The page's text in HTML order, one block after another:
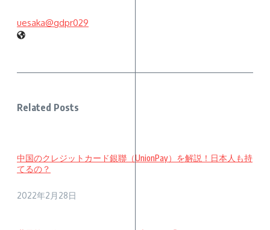
uesaka@gdpr029
Related Posts
中国のクレジットカード銀聯（UnionPay）を解説！日本人も持
てるの？
2022年2月28日